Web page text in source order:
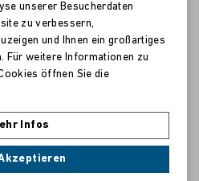
unserer Besucherdaten
zu verbessern,
und Ihnen ein großartiges
Für weitere Informationen zu
öffnen Sie die
Infos